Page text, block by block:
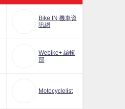
Bike IN 機車資
訊網
Webike+ 編輯
部
Motocyclelist